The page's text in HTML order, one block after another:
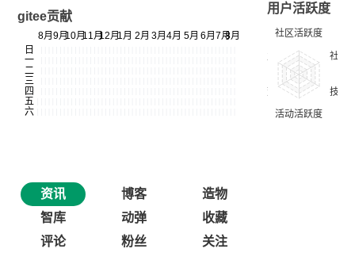
gitee贡献
用户活跃度
资讯 博客
造物
智库
动弹
收藏
评论
粉丝 关注